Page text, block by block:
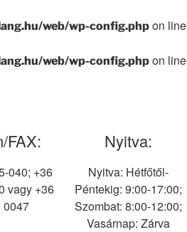
web/wp-config.php on line
web/wp-config.php on line
FAX:
040; +36
vagy +36
0047
Nyitva:
Nyitva: Hétfőtől-
Péntekig: 9:00-17:00;
Szombat: 8:00-12:00;
Vasárnap: Zárva